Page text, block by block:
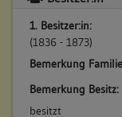
1. Besitzer:in:
(1836 - 1873)
Bemerkung
Bemerkung Besitz:
besitzt